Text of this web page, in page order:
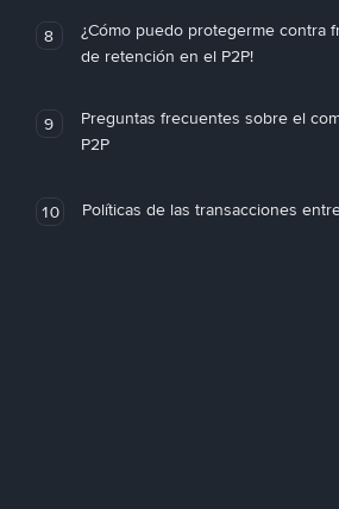
8
¿Cómo puedo protegerme contra
de retención en el P2P!
9
Preguntas frecuentes sobre el
P2P
10 Políticas de las transacciones